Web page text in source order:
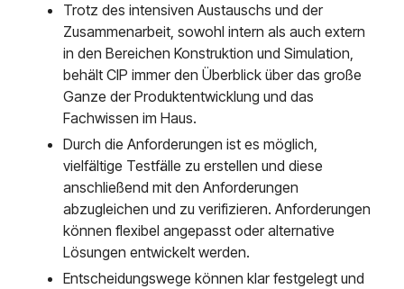
Trotz des intensiven Austauschs und der
Zusammenarbeit, sowohl intern als auch extern
in den Bereichen Konstruktion und Simulation,
behält CIP immer den Überblick über das große
Ganze der Produktentwicklung und das
Fachwissen im Haus.
Durch die Anforderungen ist es möglich,
vielfältige Testfälle zu erstellen und diese
anschließend mit den Anforderungen
abzugleichen und zu verifizieren. Anforderungen
können flexibel angepasst oder alternative
Lösungen entwickelt werden.
Entscheidungswege können klar festgelegt und